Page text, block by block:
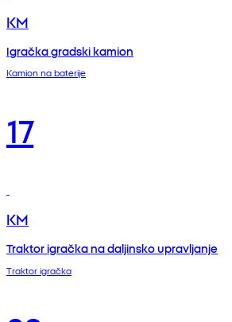
KM
Igračka gradski kamion
Kamion na baterije
17
KM
Traktor igračka na daljinsko upravljanje
Traktor igračka